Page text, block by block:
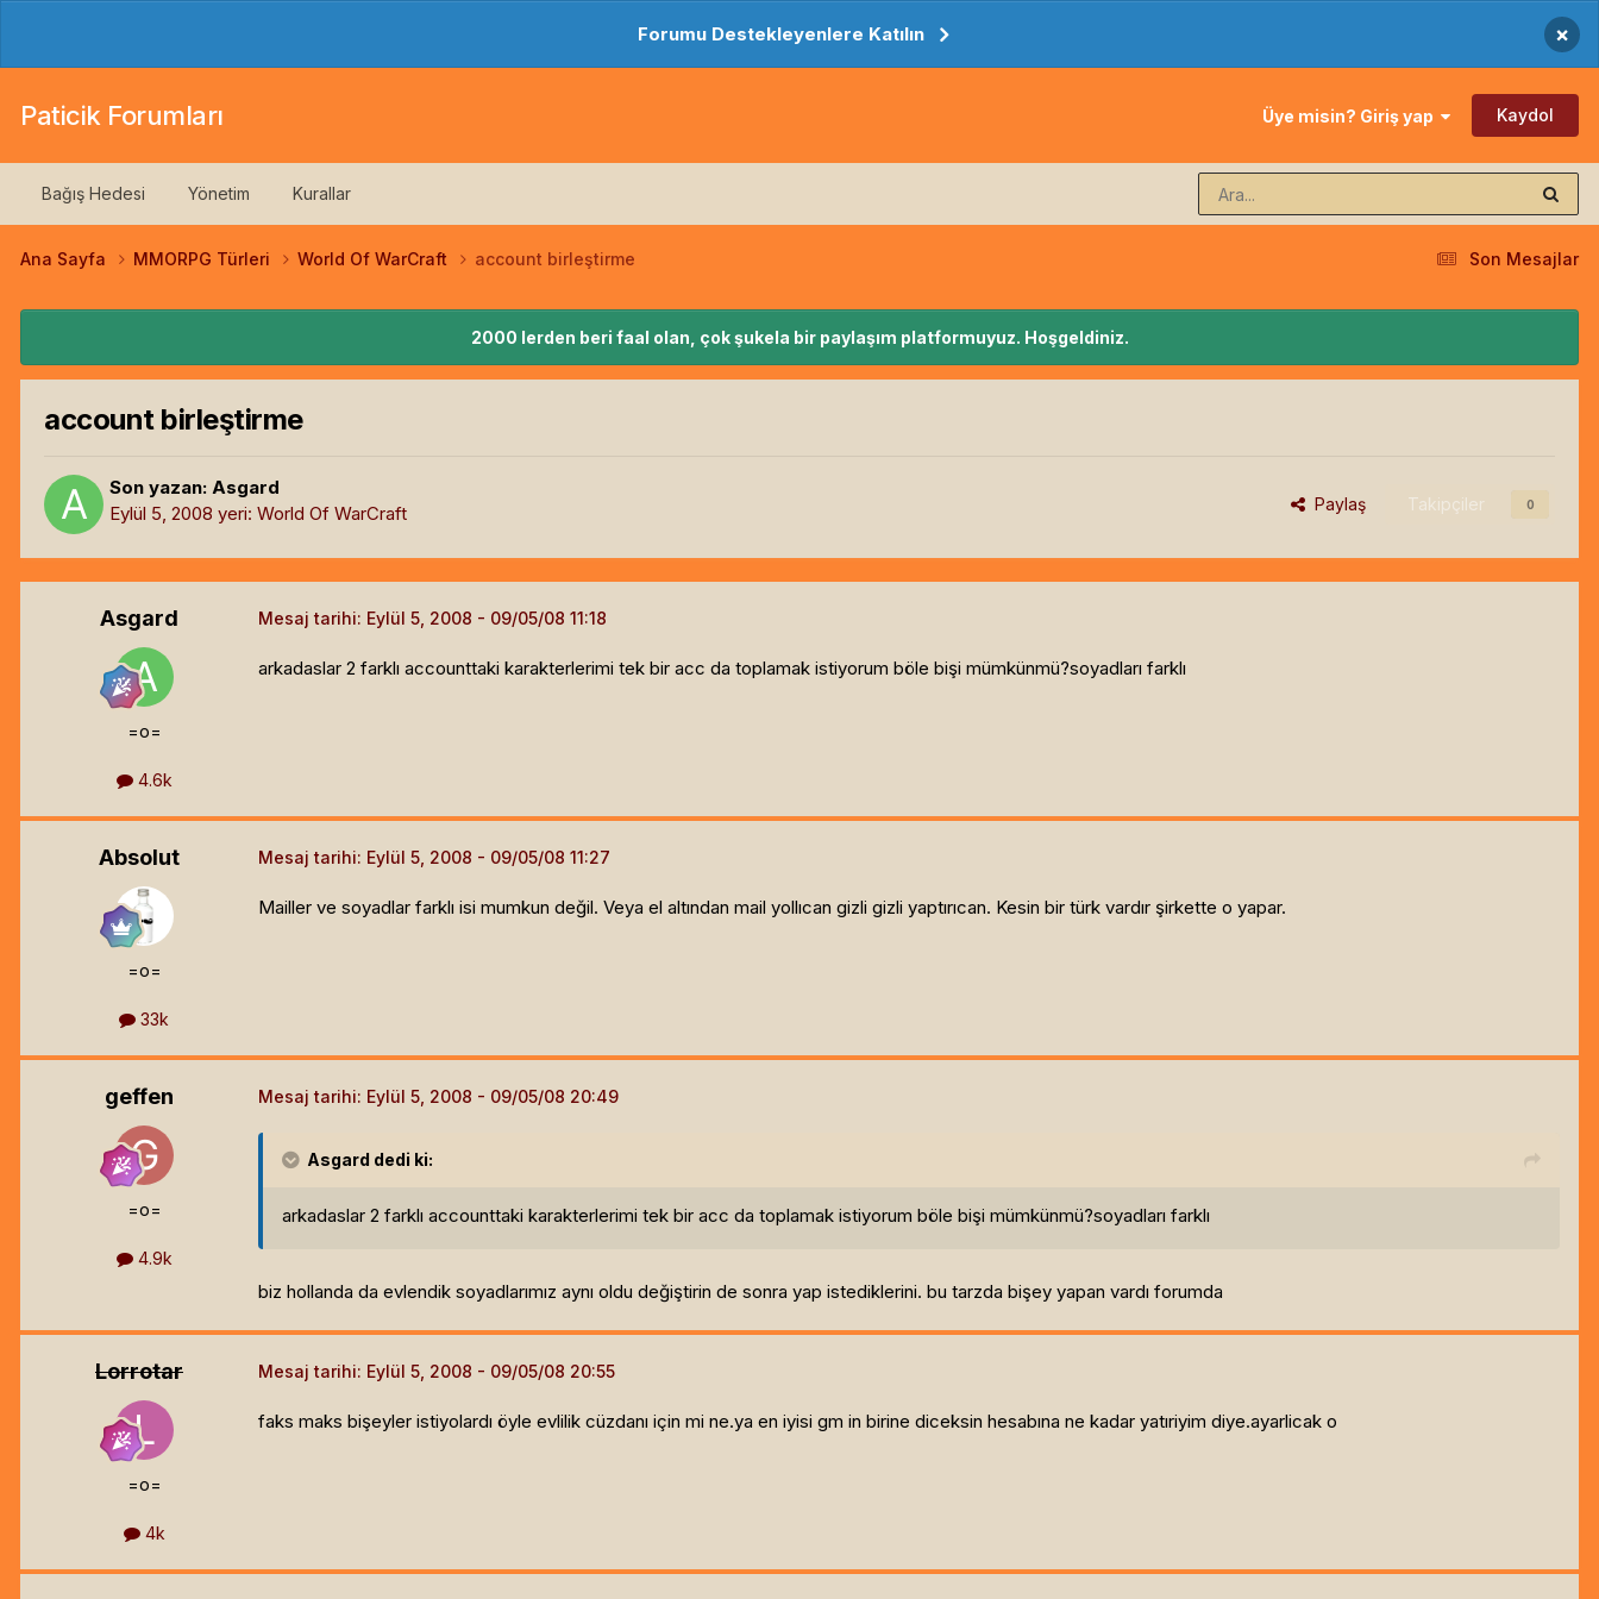
Forumu Destekleyenlere Katılın ×
Paticik Forumları Üye misin? Giriş yap Kaydol
Bağış Hedesi Yönetim Kurallar
Son Mesajlar
Ana Sayfa MMORPG Türleri World Of WarCraft account birleştirme
2000 lerden beri faal olan, çok şukela bir paylaşım platformuyuz. Hoşgeldiniz.
account birleştirme
Son yazan: Asgard
Eylül 5, 2008 yeri: World Of WarCraft Paylaş Takipçiler 0
Asgard
=o=
4.6k
Mesaj tarihi: Eylül 5, 2008
arkadaslar 2 farklı accounttaki karakterlerimi tek bir acc da toplamak istiyorum böle bişi mümkünmü?soyadları farklı
Absolut
=o=
33k
Mesaj tarihi: Eylül 5, 2008
Mailler ve soyadlar farklı isi mumkun değil. Veya el altından mail yollıcan gizli gizli yaptırıcan. Kesin bir türk vardır şirkette o yapar.
geffen
=o=
4.9k
Mesaj tarihi: Eylül 5, 2008
Asgard dedi ki:
arkadaslar 2 farklı accounttaki karakterlerimi tek bir acc da toplamak istiyorum böle bişi mümkünmü?soyadları farklı
biz hollanda da evlendik soyadlarımız aynı oldu değiştirin de sonra yap istediklerini. bu tarzda bişey yapan vardı forumda
Lorrotar
=o=
4k
Mesaj tarihi: Eylül 5, 2008
faks maks bişeyler istiyolardı öyle evlilik cüzdanı için mi ne.ya en iyisi gm in birine diceksin hesabına ne kadar yatıriyim diye.ayarlicak o